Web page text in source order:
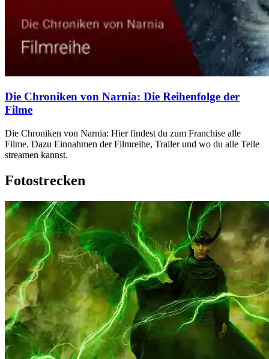
Die Chroniken von Narnia: Die Reihenfolge der
Filme
Die Chroniken von Narnia: Hier findest du zum Franchise alle
Filme. Dazu Einnahmen der Filmreihe, Trailer und wo du alle Teile
streamen kannst.
Fotostrecken